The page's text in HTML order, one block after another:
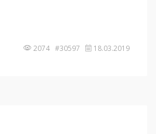
2074 #30597 18.03.2019